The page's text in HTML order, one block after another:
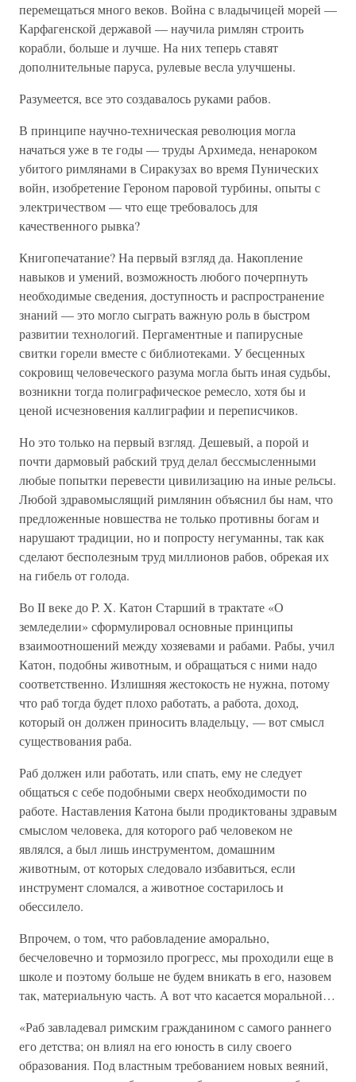
перемещаться много веков. Война с владычицей морей —
Карфагенской державой — научила римлян строить
корабли, больше и лучше. На них теперь ставят
дополнительные паруса, рулевые весла улучшены.
Разумеется, все это создавалось руками рабов.
В принципе научно-техническая революция могла
начаться уже в те годы — труды Архимеда, ненароком
убитого римлянами в Сиракузах во время Пунических
войн, изобретение Героном паровой турбины, опыты с
электричеством — что еще требовалось для
качественного рывка?
Книгопечатание? На первый взгляд да. Накопление
навыков и умений, возможность любого почерпнуть
необходимые сведения, доступность и распространение
знаний — это могло сыграть важную роль в быстром
развитии технологий. Пергаментные и папирусные
свитки горели вместе с библиотеками. У бесценных
сокровищ человеческого разума могла быть иная судьбы,
возникни тогда полиграфическое ремесло, хотя бы и
ценой исчезновения каллиграфии и переписчиков.
Но это только на первый взгляд. Дешевый, а порой и
почти дармовый рабский труд делал бессмысленными
любые попытки перевести цивилизацию на иные рельсы.
Любой здравомыслящий римлянин объяснил бы нам, что
предложенные новшества не только противны богам и
нарушают традиции, но и попросту негуманны, так как
сделают бесполезным труд миллионов рабов, обрекая их
на гибель от голода.
Во II веке до P. X. Катон Старший в трактате «О
земледелии» сформулировал основные принципы
взаимоотношений между хозяевами и рабами. Рабы, учил
Катон, подобны животным, и обращаться с ними надо
соответственно. Излишняя жестокость не нужна, потому
что раб тогда будет плохо работать, а работа, доход,
который он должен приносить владельцу, — вот смысл
существования раба.
Раб должен или работать, или спать, ему не следует
общаться с себе подобными сверх необходимости по
работе. Наставления Катона были продиктованы здравым
смыслом человека, для которого раб человеком не
являлся, а был лишь инструментом, домашним
животным, от которых следовало избавиться, если
инструмент сломался, а животное состарилось и
обессилело.
Впрочем, о том, что рабовладение аморально,
бесчеловечно и тормозило прогресс, мы проходили еще в
школе и поэтому больше не будем вникать в его, назовем
так, материальную часть. А вот что касается моральной…
«Раб завладевал римским гражданином с самого раннего
его детства; он влиял на его юность в силу своего
образования. Под властным требованием новых веяний,